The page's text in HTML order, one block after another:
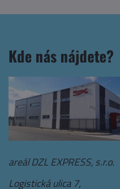
Kde nás nájdete?
areál DZL EXPRESS, s.r.o.
Logistická ulica 7,